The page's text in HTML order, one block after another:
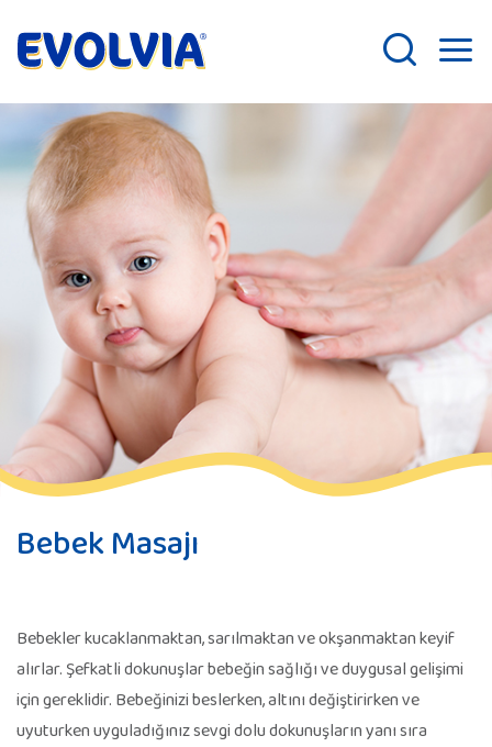
Bebek Masajı
Bebekler kucaklanmaktan, sarılmaktan ve okşanmaktan keyif
alırlar. Şefkatli dokunuşlar bebeğin sağlığı ve duygusal gelişimi
için gereklidir. Bebeğinizi beslerken, altını değiştirirken ve
uyuturken uyguladığınız sevgi dolu dokunuşların yanı sıra